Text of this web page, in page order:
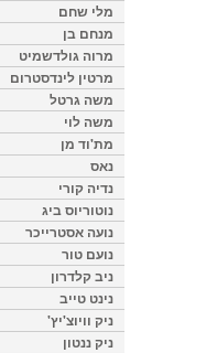
מלי שחם
מנחם בן
מרוה גולדשמיט
מרטין לינדסטרום
משה גרטל
משה לוי
מת'וד מן
נאס
נדיה קורי
נוטוריוס ביג
נועה אסטרייכר
נועם טור
ניב קלדרון
נינט טייב
ניק וויוצ'יץ'
ניק ננטון